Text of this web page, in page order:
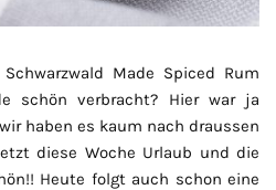
Schwarzwald Made Spiced Rum
schön verbracht? Hier war ja
haben es kaum nach draussen
diese Woche Urlaub und die
Heute folgt auch schon eine